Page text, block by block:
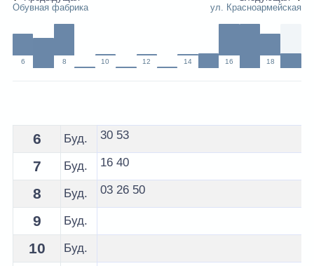
Обувная фабрика
ул. Красноармейская
6 8 10 12 14 16 18
Расписание 6 автобуса Лида - остановка ГАИ
6 Буд. 30 53
7 Буд. 16 40
8 Буд. 03 26 50
9 Буд.
10 Буд.